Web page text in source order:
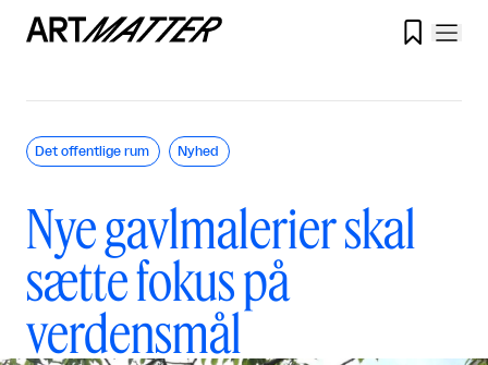

Nye gavlmalerier skal
sætte fokus på
verdensmål
Det offentlige rum Nyhed